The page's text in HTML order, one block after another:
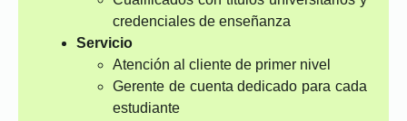
credenciales de enseñanza
Servicio
Atención al cliente de primer nivel
Gerente de cuenta dedicado para cada
estudiante